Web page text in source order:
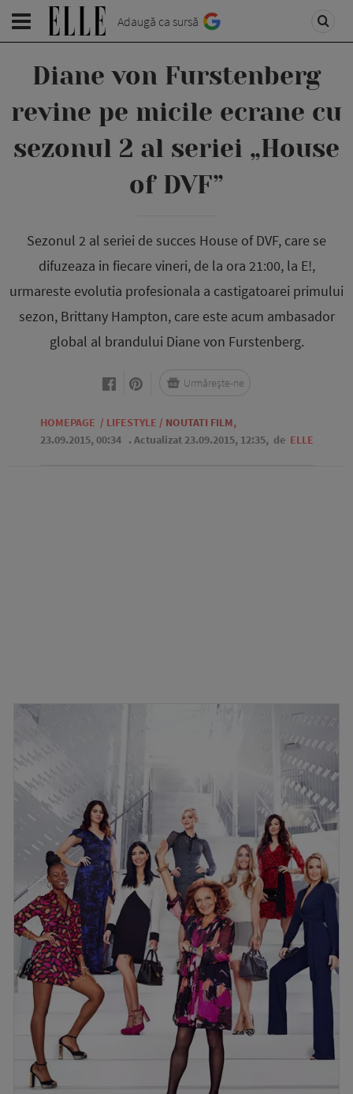
Adaugă ca sursă
Diane von Furstenberg
revine pe micile ecrane cu
sezonul 2 al seriei „House
of DVF”
Sezonul 2 al seriei de succes House of DVF, care se
difuzeaza in fiecare vineri, de la ora 21:00, la E!,
urmareste evolutia profesionala a castigatoarei primului
sezon, Brittany Hampton, care este acum ambasador
global al brandului Diane von Furstenberg.
HOMEPAGE / LIFESTYLE / NOUTATI FILM,
23.09.2015, 00:34 . Actualizat 23.09.2015, 12:35, de ELLE
Urmărește-ne